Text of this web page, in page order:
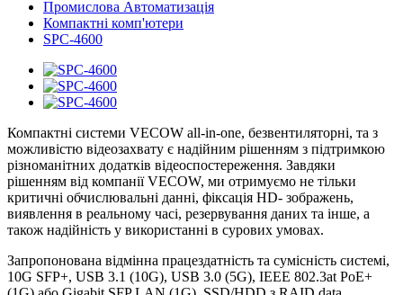
Промислова Автоматизація
Компактні комп'ютери
SPC-4600
Компактні системи VECOW all-in-one, безвентиляторні, та з
можливістю відеозахвату є надійним рішенням з підтримкою
різноманітних додатків відеоспостереження. Завдяки
рішенням від компанії VECOW, ми отримуємо не тільки
критичні обчислювальні данні, фіксація HD- зображень,
виявлення в реальному часі, резервування даних та інше, а
також надійність у використанні в сурових умовах.
Запропонована відмінна працездатність та сумісність системі,
10G SFP+, USB 3.1 (10G), USB 3.0 (5G), IEEE 802.3at PoE+